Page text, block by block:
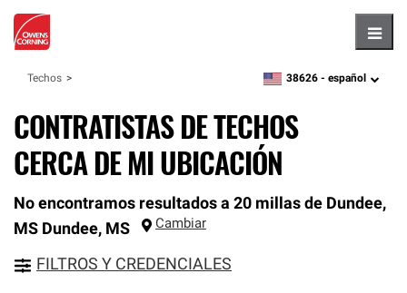
Techos zipcode,language
38626 - español
CONTRATISTAS DE TECHOS
CERCA DE MI UBICACIÓN
No encontramos resultados a 20 millas de Dundee,
MS Dundee, MS Cambiar
FILTROS Y CREDENCIALES